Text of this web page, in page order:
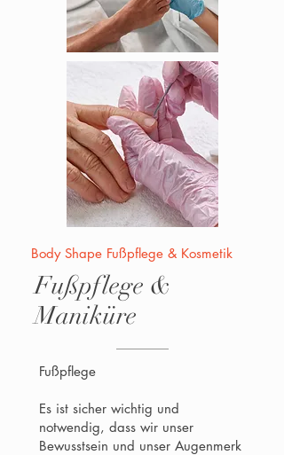
Body Shape Fußpflege & Kosmetik
Fußpflege &
Maniküre
Fußpflege
Es ist sicher wichtig und
notwendig, dass wir unser
Bewusstsein und unser Augenmerk